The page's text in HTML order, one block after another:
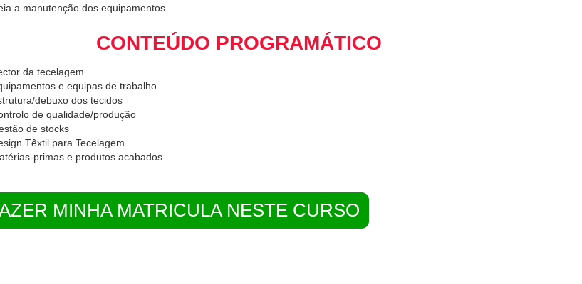
a manutenção dos equipamentos.
CONTEÚDO PROGRAMÁTICO
da tecelagem
e equipas de trabalho
debuxo dos tecidos
de qualidade/produção
de stocks
Têxtil para Tecelagem
primas e produtos acabados
MINHA MATRICULA NESTE CURSO